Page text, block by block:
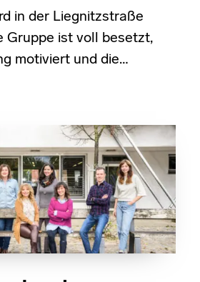
in der Liegnitzstraße
Gruppe ist voll besetzt,
motiviert und die…